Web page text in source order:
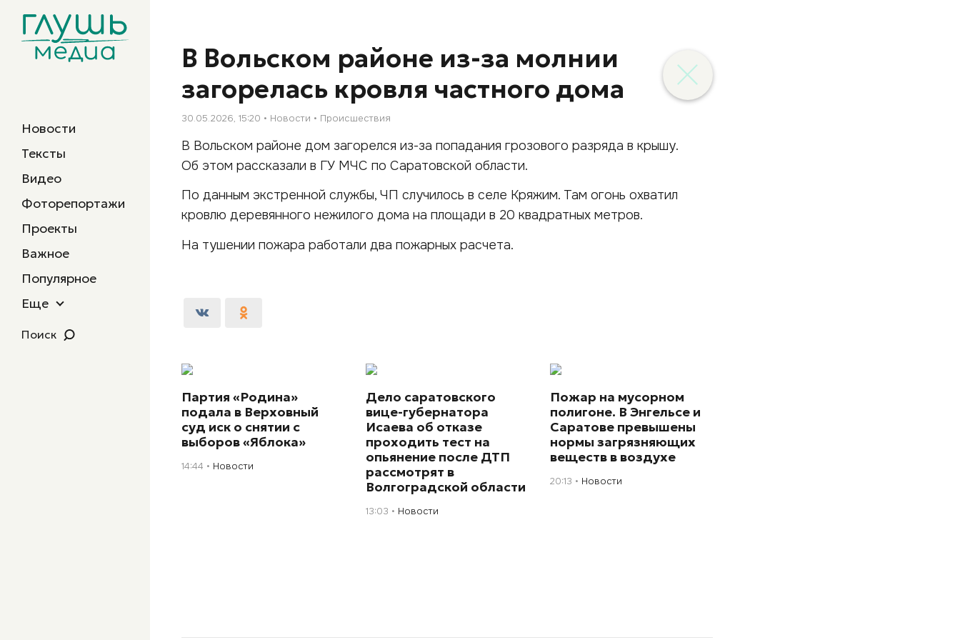
Новости
Тексты
Видео
Фоторепортажи
Проекты
Важное
Популярное
Еще
Поиск
В Вольском районе из-за молнии
загорелась кровля частного дома
30.05.2026, 15:20 Новости Происшествия
В Вольском районе дом загорелся из-за попадания грозового разряда в крышу.
Об этом рассказали в ГУ МЧС по Саратовской области.
По данным экстренной службы, ЧП случилось в селе Кряжим. Там огонь охватил
кровлю деревянного нежилого дома на площади в 20 квадратных метров.
На тушении пожара работали два пожарных расчета.
Партия «Родина»
подала в Верховный
суд иск о снятии с
выборов «Яблока»
14:44 Новости
Дело саратовского
вице-губернатора
Исаева об отказе
проходить тест на
опьянение после ДТП
рассмотрят в
Волгоградской области
13:03 Новости
Пожар на мусорном
полигоне. В Энгельсе и
Саратове превышены
нормы загрязняющих
веществ в воздухе
20:13 Новости